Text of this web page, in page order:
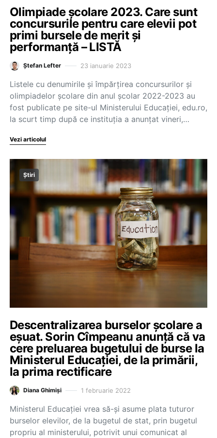
Olimpiade școlare 2023. Care sunt
concursurile pentru care elevii pot
primi bursele de merit și
performanță – LISTĂ
Ștefan Lefter 23 ianuarie 2023
Listele cu denumirile și împărțirea concursurilor și
olimpiadelor școlare din anul școlar 2022-2023 au
fost publicate pe site-ul Ministerului Educației, edu.ro,
la scurt timp după ce instituția a anunțat vineri,…
Vezi articolul
Știri
Descentralizarea burselor școlare a
eșuat. Sorin Cîmpeanu anunță că va
cere preluarea bugetului de burse la
Ministerul Educației, de la primării,
la prima rectificare
Diana Ghimiși 1 februarie 2022
Ministerul Educației vrea să-și asume plata tuturor
burselor elevilor, de la bugetul de stat, prin bugetul
propriu al ministerului, potrivit unui comunicat al